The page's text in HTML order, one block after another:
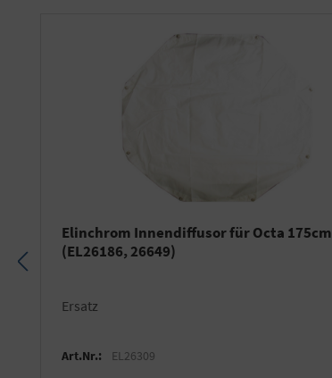
Elinchrom Innendiffusor für Octa 175cm
(EL26186, 26649)
Ersatz
Art.Nr.: EL26309